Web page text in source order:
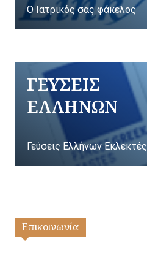
Ο Ιατρικός σας φάκελος
ΓΕΥΣΕΙΣ
ΕΛΛΗΝΩΝ
Γεύσεις Ελλήνων Εκλεκτές
Επικοινωνία